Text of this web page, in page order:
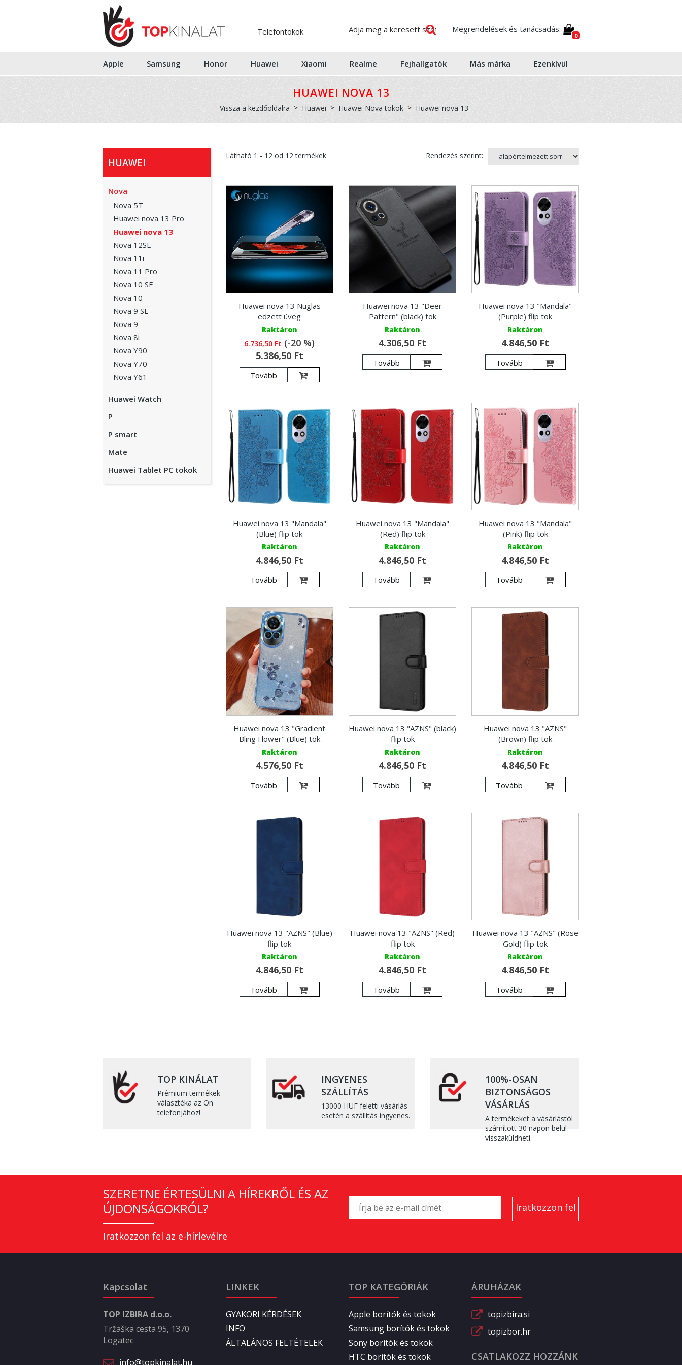
Telefontokok Megrendelések és tanácsadás:
0
Apple Samsung Honor Huawei Xiaomi Realme Fejhallgatók Más márka Ezenkívül
HUAWEI NOVA 13
Vissza a kezdőoldalra Huawei Huawei Nova tokok Huawei nova 13
HUAWEI
Nova
Nova 5T
Huawei nova 13 Pro
Huawei nova 13
Nova 12SE
Nova 11i
Nova 11 Pro
Nova 10 SE
Nova 10
Nova 9 SE
Nova 9
Nova 8i
Nova Y90
Nova Y70
Nova Y61
Huawei Watch
P
P smart
Mate
Huawei Tablet PC tokok
Látható 1 - 12od 12termékek Rendezés szerint:
Huawei nova 13 Nuglas
edzett üveg
Raktáron
6.736,50 Ft(-20 %)
5.386,50 Ft
Tovább
Huawei nova 13 "Deer
Pattern" (black) tok
Raktáron
4.306,50 Ft
Tovább
Huawei nova 13 "Mandala"
(Purple) flip tok
Raktáron
4.846,50 Ft
Tovább
Huawei nova 13 "Mandala"
(Blue) flip tok
Raktáron
4.846,50 Ft
Tovább
Huawei nova 13 "Mandala"
(Red) flip tok
Raktáron
4.846,50 Ft
Tovább
Huawei nova 13 "Mandala"
(Pink) flip tok
Raktáron
4.846,50 Ft
Tovább
Huawei nova 13 "Gradient
Bling Flower" (Blue) tok
Raktáron
4.576,50 Ft
Tovább
Huawei nova 13 "AZNS" (black)
flip tok
Raktáron
4.846,50 Ft
Tovább
Huawei nova 13 "AZNS"
(Brown) flip tok
Raktáron
4.846,50 Ft
Tovább
Huawei nova 13 "AZNS" (Blue)
flip tok
Raktáron
4.846,50 Ft
Tovább
Huawei nova 13 "AZNS" (Red)
flip tok
Raktáron
4.846,50 Ft
Tovább
Huawei nova 13 "AZNS" (Rose
Gold) flip tok
Raktáron
4.846,50 Ft
Tovább
TOP KINÁLAT
Prémium termékek
választéka az Ön
telefonjához!
INGYENES
SZÁLLÍTÁS
13000 HUF feletti vásárlás
esetén a szállítás ingyenes.
100%-OSAN
BIZTONSÁGOS
VÁSÁRLÁS
A termékeket a vásárlástól
számított 30 napon belül
visszaküldheti.
SZERETNE ÉRTESÜLNI A HÍREKRŐL ÉS AZ
ÚJDONSÁGOKRÓL?
Iratkozzon fel az e-hírlevélre
Kapcsolat
TOP IZBIRA d.o.o.
Tržaška cesta 95, 1370
Logatec
info@topkinalat.hu
LINKEK
GYAKORI KÉRDÉSEK
INFO
ÁLTALÁNOS FELTÉTELEK
TOP KATEGÓRIÁK
Apple borítók és tokok
Samsung borítók és tokok
Sony borítók és tokok
HTC borítók és tokok
ÁRUHÁZAK
topizbira.si
topizbor.hr
CSATLAKOZZ HOZZÁNK